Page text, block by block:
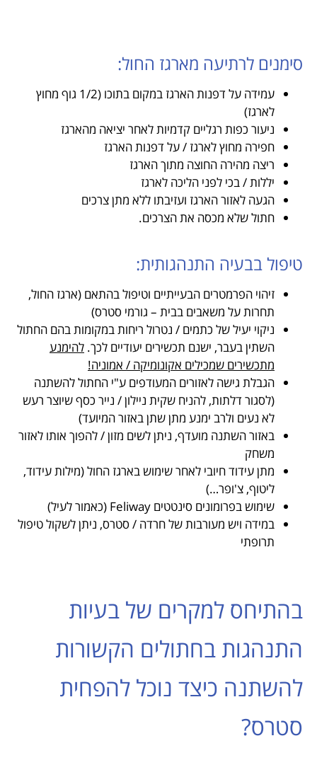
סימנים לרתיעה מארגז החול:
עמידה על דפנות הארגז במקום בתוכו (1/2 גוף מחוץ
לארגז)
ניעור כפות רגליים קדמיות לאחר יציאה מהארגז
חפירה מחוץ לארגז / על דפנות הארגז
ריצה מהירה החוצה מתוך הארגז
יללות / בכי לפני הליכה לארגז
הגעה לאזור הארגז ועזיבתו ללא מתן צרכים
חתול שלא מכסה את הצרכים.
טיפול בבעיה התנהגותית:
זיהוי הפרמטרים הבעייתיים וטיפול בהתאם (ארגז החול,
תחרות על משאבים בבית – גורמי סטרס)
ניקוי יעיל של כתמים / נטרול ריחות במקומות בהם החתול
השתין בעבר, ישנם תכשירים יעודיים לכך. להימנע
מתכשירים שמכילים אקונומיקה / אמוניה!
הגבלת גישה לאזורים המעודפים ע"י החתול להשתנה
(לסגור דלתות, להניח שקית ניילון / נייר כסף שיוצר רעש
לא נעים ולרב ימנע מתן שתן באזור המיועד)
באזור השתנה מועדף, ניתן לשים מזון / להפוך אותו לאזור
משחק
מתן עידוד חיובי לאחר שימוש בארגז החול (מילות עידוד,
ליטוף, צ'ופר…)
שימוש בפרומונים סינטטים Feliway (כאמור לעיל)
במידה ויש מעורבות של חרדה / סטרס, ניתן לשקול טיפול
תרופתי
בהתיחס למקרים של בעיות
התנהגות בחתולים הקשורות
להשתנה כיצד נוכל להפחית
סטרס?